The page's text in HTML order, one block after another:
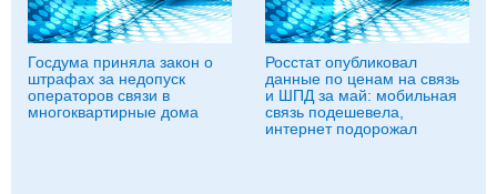
Госдума приняла закон о
штрафах за недопуск
операторов связи в
многоквартирные дома
Росстат опубликовал
данные по ценам на связь
и ШПД за май: мобильная
связь подешевела,
интернет подорожал